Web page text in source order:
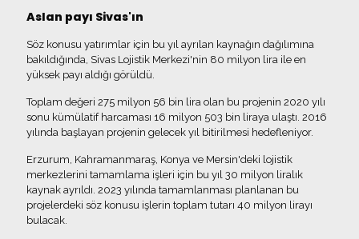
Aslan payı Sivas'ın
Söz konusu yatırımlar için bu yıl ayrılan kaynağın dağılımına
bakıldığında, Sivas Lojistik Merkezi'nin 80 milyon lira ile en
yüksek payı aldığı görüldü.
Toplam değeri 275 milyon 56 bin lira olan bu projenin 2020 yılı
sonu kümülatif harcaması 16 milyon 503 bin liraya ulaştı. 2016
yılında başlayan projenin gelecek yıl bitirilmesi hedefleniyor.
Erzurum, Kahramanmaraş, Konya ve Mersin'deki lojistik
merkezlerini tamamlama işleri için bu yıl 30 milyon liralık
kaynak ayrıldı. 2023 yılında tamamlanması planlanan bu
projelerdeki söz konusu işlerin toplam tutarı 40 milyon lirayı
bulacak.